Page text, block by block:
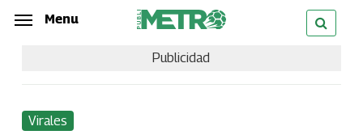
Skip
content
Menu
Publicidad
Virales
Menu